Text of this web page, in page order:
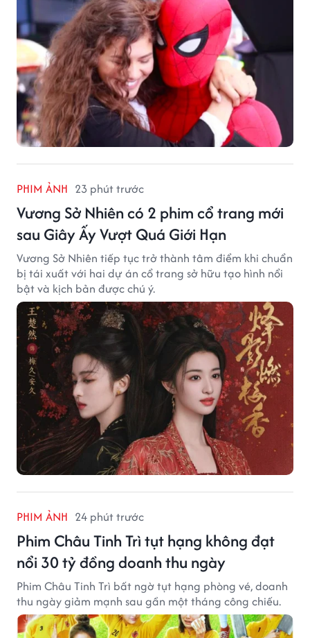
PHIM ẢNH 23 phút trước
Vương Sở Nhiên có 2 phim cổ trang mới
sau Giây Ấy Vượt Quá Giới Hạn
Vương Sở Nhiên tiếp tục trở thành tâm điểm khi chuẩn
bị tái xuất với hai dự án cổ trang sở hữu tạo hình nổi
bật và kịch bản được chú ý.
PHIM ẢNH 24 phút trước
Phim Châu Tinh Trì tụt hạng không đạt
nổi 30 tỷ đồng doanh thu ngày
Phim Châu Tinh Trì bất ngờ tụt hạng phòng vé, doanh
thu ngày giảm mạnh sau gần một tháng công chiếu.